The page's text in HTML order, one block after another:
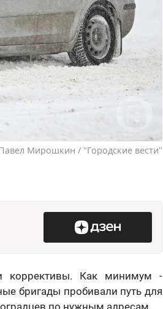
Мирошкин / "Городские вести"
коррективы. Как минимум -
бригады пробивали путь для